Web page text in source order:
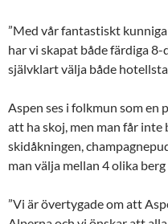
”Med vår fantastiskt
har vi skapat både färdiga
självklart välja både
Aspen ses i folkmun som en
att ha skoj, men man får
skidåkningen,
man välja mellan 4 olika
”Vi är övertygade om att